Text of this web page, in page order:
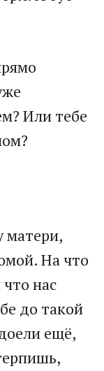
Или тебе
матери,
На что
нас
до такой
ещё,